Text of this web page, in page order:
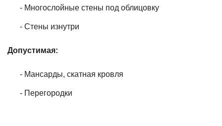
- Многослойные стены под облицовку
- Стены изнутри
Допустимая:
- Мансарды, скатная кровля
- Перегородки